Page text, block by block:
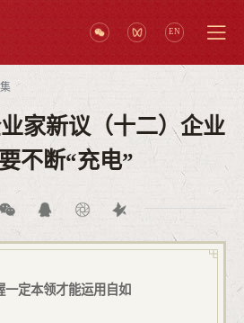
EN
家新议（十二）企业
不断“充电”
一定本领才能运用自如